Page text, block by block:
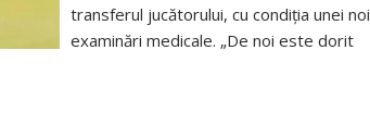
transferul jucătorului, cu condiția unei noi
examinări medicale. „De noi este dorit